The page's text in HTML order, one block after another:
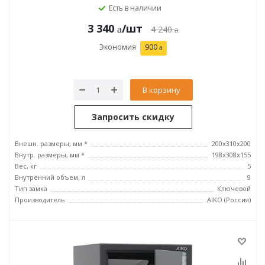
Есть в наличии
3 340 /шт 4 240
Экономия 900
В корзину
Запросить скидку
Внешн. размеры, мм *
200x310x200
Внутр. размеры, мм *
198x308x155
Вес, кг
5
Внутренний объем, л
9
Тип замка
Ключевой
Производитель
AIKO (Россия)